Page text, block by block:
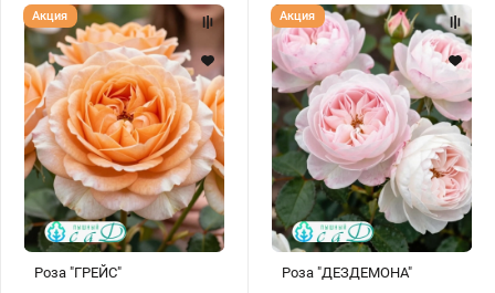
Роза
"ГРЕЙС"
Роза "ГРЕЙС"
Акция
Роза
"ДЕЗДЕМОНА"
Роза "ДЕЗДЕМОНА"
Акция